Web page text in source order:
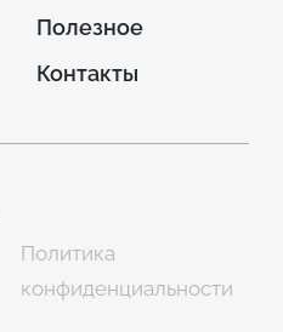
Полезное
Контакты
Политика
конфиденциальности